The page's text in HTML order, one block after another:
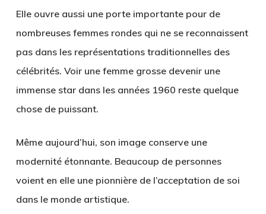
Elle ouvre aussi une porte importante pour de
nombreuses femmes rondes qui ne se reconnaissent
pas dans les représentations traditionnelles des
célébrités. Voir une femme grosse devenir une
immense star dans les années 1960 reste quelque
chose de puissant.
Même aujourd’hui, son image conserve une
modernité étonnante. Beaucoup de personnes
voient en elle une pionnière de l’acceptation de soi
dans le monde artistique.